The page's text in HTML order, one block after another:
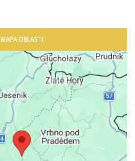
MAPA OBLASTI